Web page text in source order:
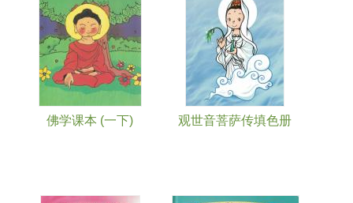
佛学课本 (一下) 观世音菩萨传填色册